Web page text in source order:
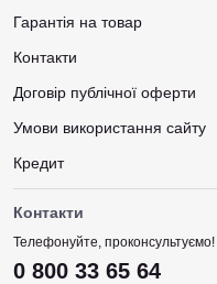
Гарантія на товар
Контакти
Договір публічної оферти
Умови використання сайту
Кредит
Контакти
Телефонуйте, проконсультуємо!
0 800 33 65 64